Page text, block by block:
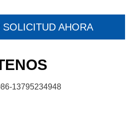
SOLICITUD AHORA
13795234948